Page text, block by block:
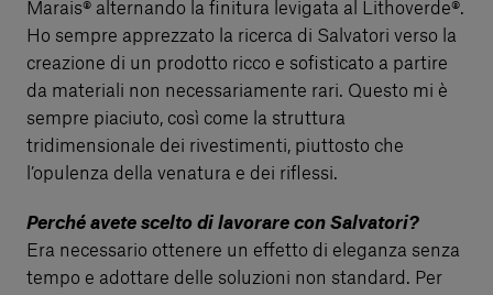
Marais® alternando la finitura levigata al Lithoverde®.
Ho sempre apprezzato la ricerca di Salvatori verso la
creazione di un prodotto ricco e sofisticato a partire
da materiali non necessariamente rari. Questo mi è
sempre piaciuto, così come la struttura
tridimensionale dei rivestimenti, piuttosto che
l’opulenza della venatura e dei riflessi.
Perché avete scelto di lavorare con Salvatori?
Era necessario ottenere un effetto di eleganza senza
tempo e adottare delle soluzioni non standard. Per